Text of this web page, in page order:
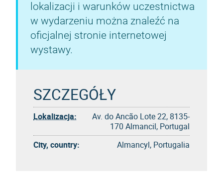
lokalizacji i warunków uczestnictwa
w wydarzeniu można znaleźć na
oficjalnej stronie internetowej
wystawy.
SZCZEGÓŁY
Lokalizacja:
Av. do Ancão Lote 22, 8135-
170 Almancil, Portugal
City, country:
Almancyl, Portugalia